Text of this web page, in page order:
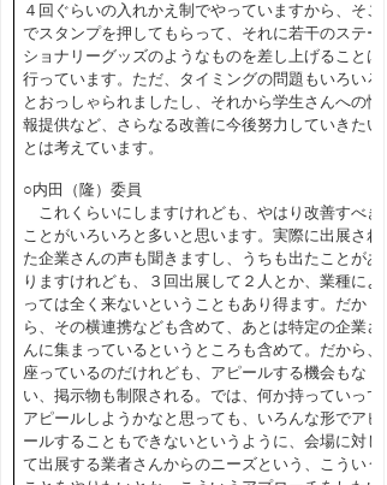
４回ぐらいの入れかえ制でやっていますから、そこ
でスタンプを押してもらって、それに若干のステー
ショナリーグッズのようなものを差し上げることは
行っています。ただ、タイミングの問題もいろいろ
とおっしゃられましたし、それから学生さんへの情
報提供など、さらなる改善に今後努力していきたい
とは考えています。
○内田（隆）委員
これくらいにしますけれども、やはり改善すべき
ことがいろいろと多いと思います。実際に出展され
た企業さんの声も聞きますし、うちも出たことがあ
りますけれども、３回出展して２人とか、業種によ
っては全く来ないということもあり得ます。だか
ら、その横連携なども含めて、あとは特定の企業さ
んに集まっているというところも含めて。だから、
座っているのだけれども、アピールする機会もな
い、掲示物も制限される。では、何か持っていって
アピールしようかなと思っても、いろんな形でアピ
ールすることもできないというように、会場に対し
て出展する業者さんからのニーズという、こういう